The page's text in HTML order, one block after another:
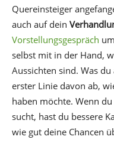
Quereinsteiger
auch auf dein
Vorstellungsgespräch
selbst mit in der Hand,
Aussichten sind. Was
erster Linie davon ab,
haben möchte. Wenn
sucht, hast du bessere
wie gut deine Chancen